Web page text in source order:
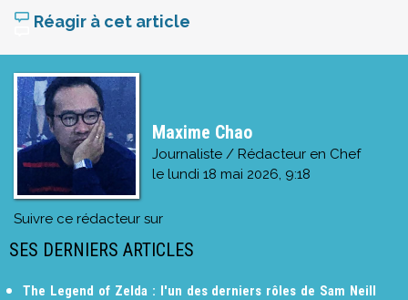
Réagir à cet article
Maxime Chao
Journaliste / Rédacteur en Chef
le lundi 18 mai 2026, 9:18
Suivre ce rédacteur sur
SES DERNIERS ARTICLES
The Legend of Zelda : l'un des derniers rôles de Sam Neill